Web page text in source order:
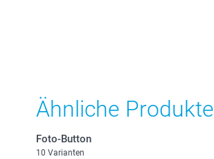
Ähnliche Produkte
Foto-Button
10 Varianten